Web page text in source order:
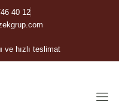
40 12
ve hızlı teslimat